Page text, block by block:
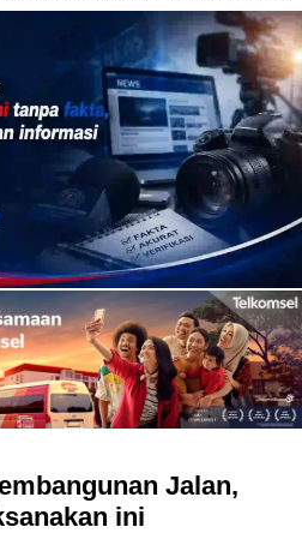
Jalan,
ini